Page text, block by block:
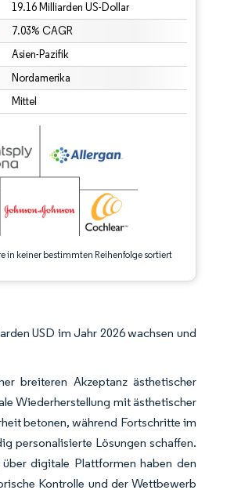
19.16 Milliarden US-Dollar
7.03% CAGR
Asien-Pazifik
Nordamerika
Mittel
in keiner bestimmten Reihenfolge sortiert
erfordert Namensnennung gemäß CC BY 4.0.
BY 4.0.
USD im Jahr 2026 wachsen und
breiteren Akzeptanz ästhetischer
Wiederherstellung mit ästhetischer
betonen, während Fortschritte im
personalisierte Lösungen schaffen.
digitale Plattformen haben den
Kontrolle und der Wettbewerb